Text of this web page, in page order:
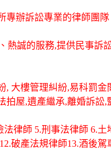
專辦訴訟專業的律師團隊
熱誠的服務,提供民事
大樓管理糾紛,易科罰
拍屋,遺產繼承,離婚訴訟
律師 5.刑事法律師 6.
破產法規律師13.酒後